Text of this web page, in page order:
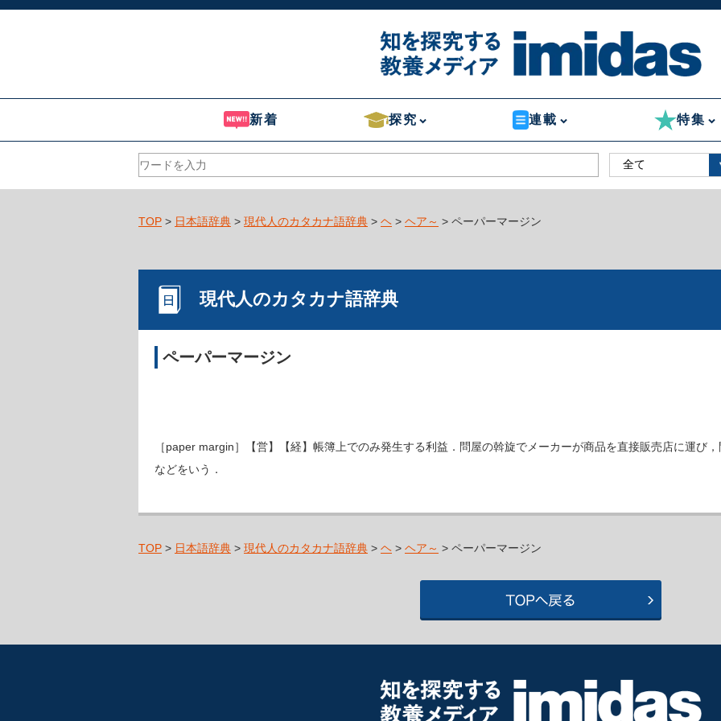
新着 探究 連載 特集
TOP > 日本語辞典 > 現代人のカタカナ語辞典 > ヘ > ヘア～ > ペーパーマージン
現代人のカタカナ語辞典
ペーパーマージン
［paper margin］【営】【経】帳簿上でのみ発生する利益．問屋の斡旋でメーカーが商品を直接販売店に運び
などをいう．
TOP > 日本語辞典 > 現代人のカタカナ語辞典 > ヘ > ヘア～ > ペーパーマージン